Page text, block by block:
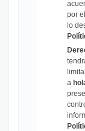
por
lo
a